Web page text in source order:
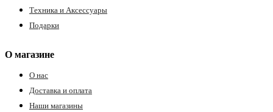
Техника и Аксессуары
Подарки
О магазине
О нас
Доставка и оплата
Наши магазины